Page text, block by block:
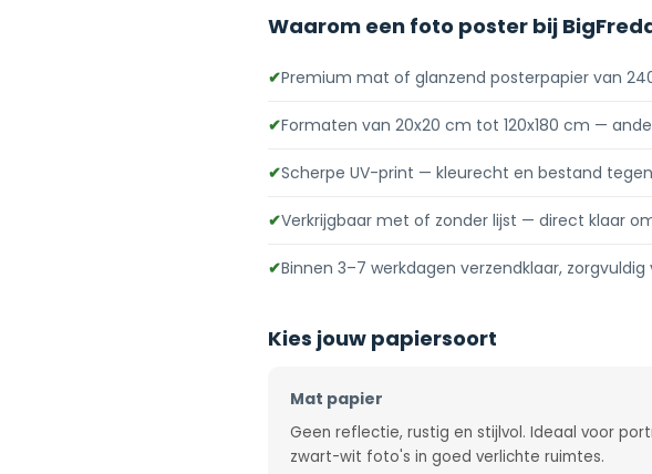
Waarom een foto poster bij
✔Premium mat of glanzend posterpapier van
✔Formaten van 20x20 cm tot 120x180 cm —
✔Scherpe UV-print — kleurecht en bestand
✔Verkrijgbaar met of zonder lijst — direct klaar
✔Binnen 3–7 werkdagen verzendklaar, zorgvuldig
Kies jouw papiersoort
Mat papier
Geen reflectie, rustig en stijlvol. Ideaal voor
zwart-wit foto's in goed verlichte ruimtes.